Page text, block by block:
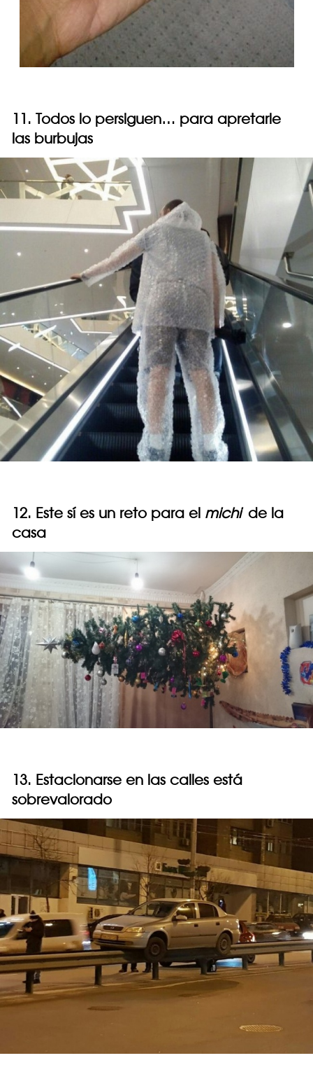
11. Todos lo persiguen… para apretarle
las burbujas
12. Este sí es un reto para el michide la
casa
13. Estacionarse en las calles está
sobrevalorado